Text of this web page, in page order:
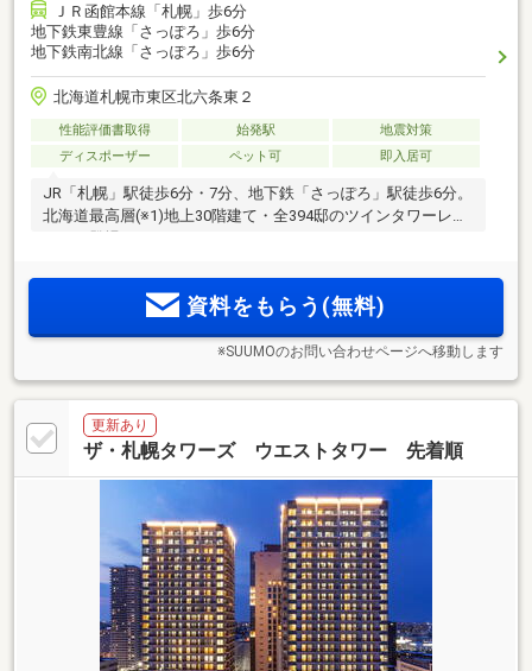
ＪＲ函館本線「札幌」歩6分
地下鉄東豊線「さっぽろ」歩6分
地下鉄南北線「さっぽろ」歩6分
北海道札幌市東区北六条東２
性能評価書取得 始発駅
地震対策
ディスポーザー
ペット可 即入居可
JR「札幌」駅徒歩6分・7分、地下鉄「さっぽろ」駅徒歩6分。
北海道最高層(※1)地上30階建て・全394邸のツインタワーレジ
資料をもらう(無料)
※SUUMOのお問い合わせページへ移動します
更新あり
ザ・札幌タワーズ ウエストタワー 先着順